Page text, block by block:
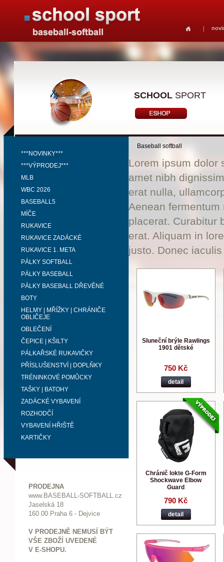
SCHOOL SPORT
***NOVINKY***
***VÝPRODEJ***
MLB
WBC 2026
BASEBALL5
MÍČE
RUKAVICE
RUKAVICE ZADÁCKÉ
RUKAVICE 1. META
PÁLKY SOFTBALL
PÁLKY BASEBALL
PÁLKY BASEBALL DŘEVĚNÉ
BOTY
HELMY | MŘÍŽKY | CHRÁNIČE
OBLIČEJE
OBLEČENÍ
ČEPICE | KŠILTY
PÁLKAŘSKÉ RUKAVIČKY
PŘÍSLUŠENSTVÍ | DOPLŇKY
TRÉNINKOVÉ POMŮCKY
TAŠKY | BATOHY
ZADÁCKÉ VYBAVENÍ
ROZHODČÍ
VYBAVENÍ HŘIŠTĚ
KARTIČKY
PRODEJNA
www.BASEBALL-SOFTBALL.cz
Jaselská 18
160 00 Praha 6 - Dejvice
V PRODEJNĚ NEMUSÍ BÝT
VŠE ZBOŽÍ UVEDENÉ
V E-SHOPU.
Baseball softball
Lorem ipsum dolor
amet nibh
erat nulla,
Aenean
placerat. Curabitur
erat. Aliquam in
justo. Donec
Sluneční brýle Rawlings
1901 dětské
750 Kč
detail
Chránič lokte G-Form
Shockwave Elbow
Guard
790 Kč
detail